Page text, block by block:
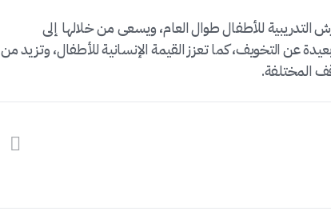
التدريبية للأطفال طوال العام، ويسعى من خلالها إلى
عن التخويف، كما تعزز القيمة الإنسانية للأطفال، وتزيد من
المختلفة.